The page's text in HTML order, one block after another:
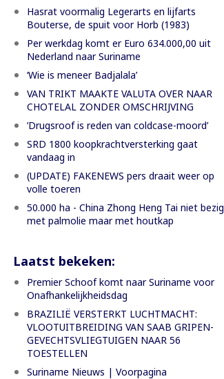
Hasrat voormalig Legerarts en lijfarts
Bouterse, de spuit voor Horb (1983)
Per werkdag komt er Euro 634.000,00 uit
Nederland naar Suriname
‘Wie is meneer Badjalala’
VAN TRIKT MAAKTE VALUTA OVER NAAR
CHOTELAL ZONDER OMSCHRIJVING
’Drugsroof is reden van coldcase-moord’
SRD 1800 koopkrachtversterking gaat
vandaag in
(UPDATE) FAKENEWS pers draait weer op
volle toeren
50.000 ha - China Zhong Heng Tai niet bezig
met palmolie maar met houtkap
Laatst bekeken:
Premier Schoof komt naar Suriname voor
Onafhankelijkheidsdag
BRAZILIË VERSTERKT LUCHTMACHT:
VLOOTUITBREIDING VAN SAAB GRIPEN-
GEVECHTSVLIEGTUIGEN NAAR 56
TOESTELLEN
Suriname Nieuws | Voorpagina